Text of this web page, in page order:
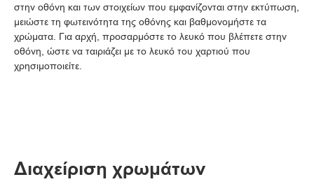
στην οθόνη και των στοιχείων που εμφανίζονται στην εκτύπωση,
μειώστε τη φωτεινότητα της οθόνης και βαθμονομήστε τα
χρώματα. Για αρχή, προσαρμόστε το λευκό που βλέπετε στην
οθόνη, ώστε να ταιριάζει με το λευκό του χαρτιού που
χρησιμοποιείτε.
Διαχείριση χρωμάτων